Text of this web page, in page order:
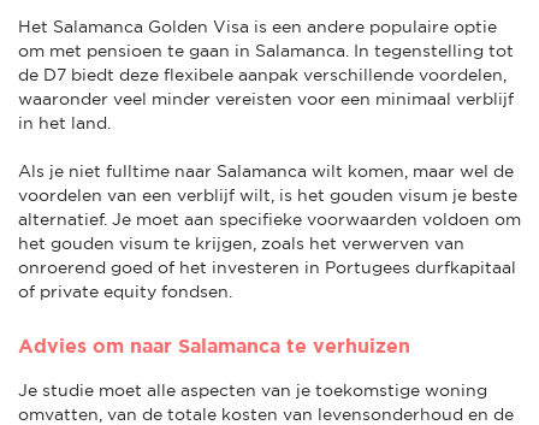
Het Salamanca Golden Visa is een andere populaire optie
om met pensioen te gaan in Salamanca. In tegenstelling tot
de D7 biedt deze flexibele aanpak verschillende voordelen,
waaronder veel minder vereisten voor een minimaal verblijf
in het land.
Als je niet fulltime naar Salamanca wilt komen, maar wel de
voordelen van een verblijf wilt, is het gouden visum je beste
alternatief. Je moet aan specifieke voorwaarden voldoen om
het gouden visum te krijgen, zoals het verwerven van
onroerend goed of het investeren in Portugees durfkapitaal
of private equity fondsen.
Advies om naar Salamanca te verhuizen
Je studie moet alle aspecten van je toekomstige woning
omvatten, van de totale kosten van levensonderhoud en de